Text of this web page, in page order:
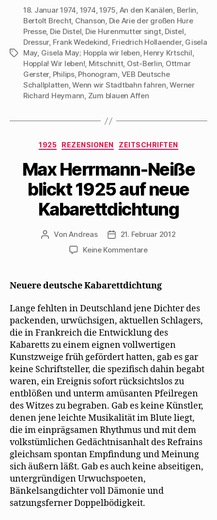
o
o
k
z
u
t
e
i
l
e
n
(
W
i
r
e
n
s
t
r
e
i
l
e
n
i
r
d
n
e
u
t
e
e
ö
f
n
t
)
t
s
A
p
p
z
t
e
i
e
n
(
W
e
u
F
e
n
s
r
g
f
f
n
e
r
u
n
d
e
n
e
n
L
i
n
k
p
i
l
s
e
n
d
e
(
W
n
F
e
t
r
g
e
f
f
n
e
t
)
c
k
e
n
(
W
r
i
n
n
e
u
e
e
r
ö
f
n
e
)
Schlagwörter
18. Januar 1974, 1974,1975, An den Kanälen, Berlin,
Bertolt Brecht, Chanson, Die Arie der großen Hure
Presse, Die Distel, Die Hurenmutter singt, Distel,
Dressur, Frank Wedekind, Friedrich Hollaender, Gisela
May, Gisela May; Hoppla wir leben, Henry Krtschil,
Hoppla! Wir leben!, Mitschnitt, Ost-Berlin, Ottmar
Gerster, Philips, Phonogram, VEB Deutsche
Schallplatten,Wenn wir Stadtbahn fahren,Werner
Richard Heymann, Zum blauen Affen
Kategorien
1925 REZENSIONEN ZEITSCHRIFTEN
Max Herrmann-Neiße
blickt 1925 auf neue
Kabarettdichtung
Beitragsautor
VonAndreas Beitragsdatum
21. Februar 2012
Keine Kommentarezu
Neiße
blickt
1925
auf
neue
Kabarettdichtung
Neuere deutsche Kabarettdichtung
Lange fehlten in Deutschland jene Dichter des
packenden, urwüchsigen, aktuellen Schlagers,
die in Frankreich die Entwicklung des
Kabaretts zu einem eignen vollwertigen
Kunstzweige früh gefördert hatten, gab es gar
keine Schriftsteller, die spezifisch dahin begabt
waren, ein Ereignis sofort rücksichtslos zu
entblößen und unterm amüsanten Pfeilregen
des Witzes zu begraben. Gab es keine Künstler,
denen jene leichte Musikalität im Blute liegt,
die im einprägsamen Rhythmus und mit dem
volkstümlichen Gedächtnisanhalt des Refrains
gleichsam spontan Empfindung und Meinung
sich äußern läßt. Gab es auch keine abseitigen,
untergründigen Urwuchspoeten,
Bänkelsangdichter voll Dämonie und
satzungsferner Doppelbödigkeit.